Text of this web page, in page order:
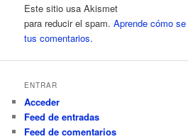
Este sitio usa Akismet
para reducir el spam.Aprende cómo
tus comentarios.
ENTRAR
Acceder
Feed de entradas
Feed de comentarios